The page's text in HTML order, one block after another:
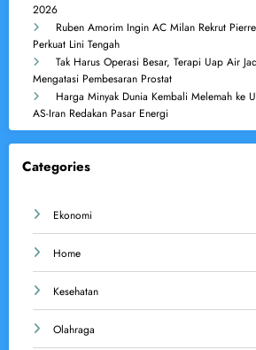
2026
Ruben Amorim Ingin AC Milan Rekrut
Perkuat Lini Tengah
Tak Harus Operasi Besar, Terapi Uap Air
Mengatasi Pembesaran Prostat
Harga Minyak Dunia Kembali Melemah ke
AS-Iran Redakan Pasar Energi
Categories
Ekonomi
Home
Kesehatan
Olahraga